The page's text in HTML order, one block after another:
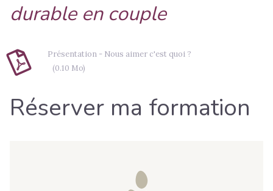
durable en couple
Présentation - Nous aimer c'est quoi ?
(0.10 Mo)
Réserver ma formation